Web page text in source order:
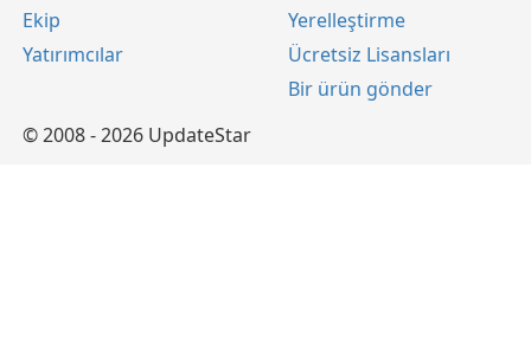
Ekip
Yatırımcılar
Yerelleştirme
Ücretsiz Lisansları
Bir ürün gönder
© 2008 - 2026 UpdateStar